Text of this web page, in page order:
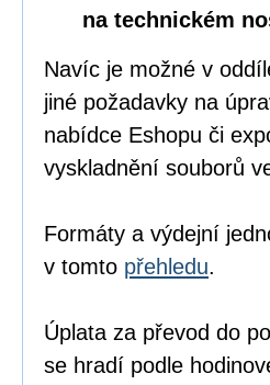
na technickém
Navíc je možné v
jiné požadavky na
nabídce Eshopu či
vyskladnění souborů
Formáty a výdejní
v tomto přehledu.
Úplata za převod do
se hradí podle